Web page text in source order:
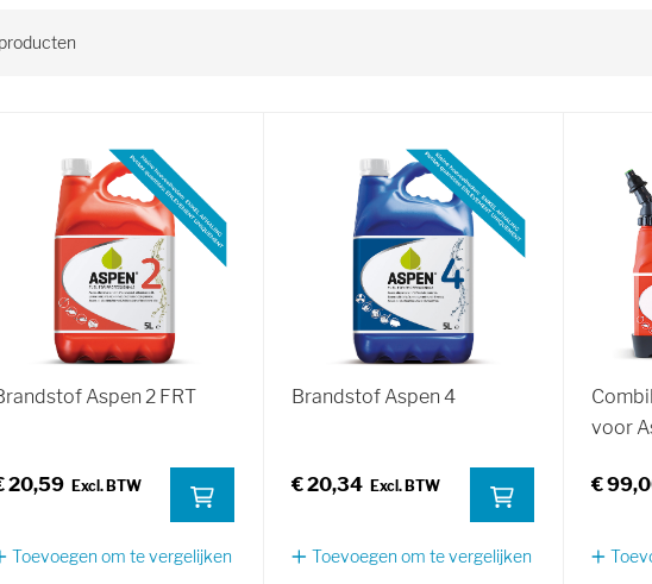
Aspen 2 FRT
20,59
Toevoegen om te vergelijken
Brandstof Aspen 4
€ 20,34
Toevoegen om te vergelijken
voor
€